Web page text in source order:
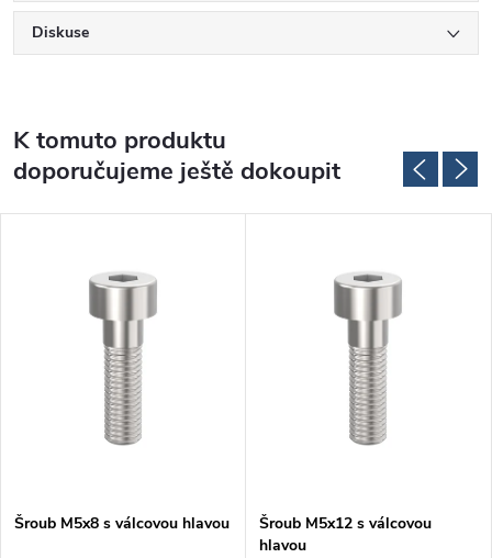
Diskuse
K tomuto produktu
doporučujeme ještě dokoupit
Šroub M5x8 s válcovou hlavou
Šroub M5x12 s válcovou
hlavou